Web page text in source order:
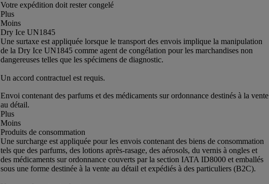
Votre expédition doit rester congelé
Plus
Moins
Dry Ice UN1845
Une surtaxe est appliquée lorsque le transport des envois implique la manipulation
de la Dry Ice UN1845 comme agent de congélation pour les marchandises non
dangereuses telles que les spécimens de diagnostic.
Un accord contractuel est requis.
Envoi contenant des parfums et des médicaments sur ordonnance destinés à la vente
au détail.
Plus
Moins
Produits de consommation
Une surcharge est appliquée pour les envois contenant des biens de consommation
tels que des parfums, des lotions après-rasage, des aérosols, du vernis à ongles et
des médicaments sur ordonnance couverts par la section IATA ID8000 et emballés
sous une forme destinée à la vente au détail et expédiés à des particuliers (B2C).